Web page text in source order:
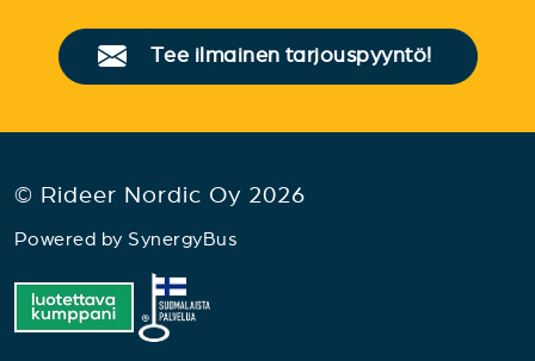
Tee ilmainen tarjouspyyntö!
© Rideer Nordic Oy 2026
Powered by SynergyBus